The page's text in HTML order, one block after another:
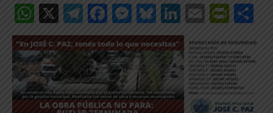
WhatsApp
X Telegram
Facebook
Messenger
Bluesky
LinkedIn
Email